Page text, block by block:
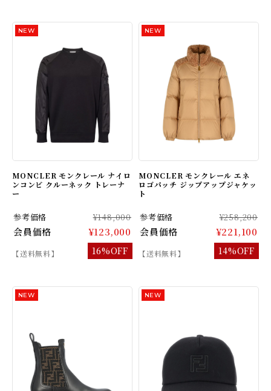
MONCLER モンクレール ナイロ
ンコンビ クルーネック トレーナ
ー
参考価格 ¥148,000
会員価格 ¥123,000
【送料無料】 16%OFF
MONCLER モンクレール エネ
ロゴパッチ ジップアップジャケッ
ト
参考価格 ¥258,200
会員価格 ¥221,100
【送料無料】 14%OFF